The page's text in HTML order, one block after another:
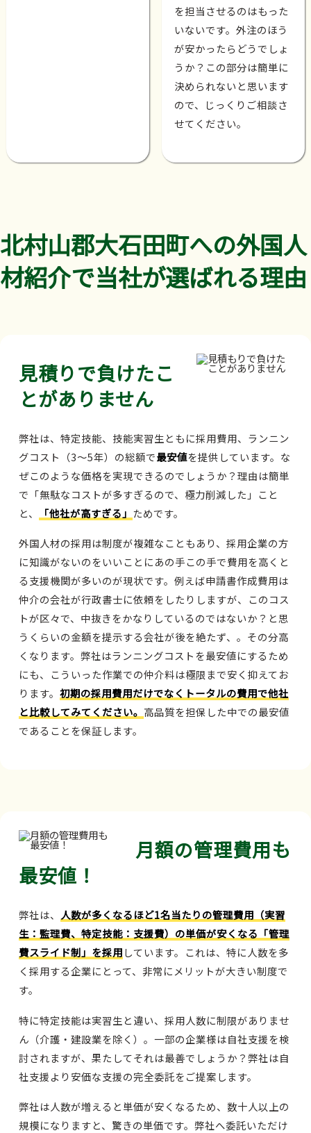
を担当させるのはもった
いないです。外注のほう
が安かったらどうでしょ
うか？この部分は簡単に
決められないと思います
ので、じっくりご相談さ
せてください。
北村山郡大石田町への外国人
材紹介で当社が選ばれる理由
見積りで負けたこ
とがありません
弊社は、特定技能、技能実習生ともに採用費用、ランニン
グコスト（3～5年）の総額で最安値を提供しています。な
ぜこのような価格を実現できるのでしょうか？理由は簡単
で「無駄なコストが多すぎるので、極力削減した」こと
と、
「他社が高すぎる」 ためです。
外国人材の採用は制度が複雑なこともあり、採用企業の方
に知識がないのをいいことにあの手この手で費用を高くと
る支援機関が多いのが現状です。例えば申請書作成費用は
仲介の会社が行政書士に依頼をしたりしますが、このコス
トが区々で、中抜きをかなりしているのではないか？と思
うくらいの金額を提示する会社が後を絶たず、。その分高
くなります。弊社はランニングコストを最安値にするため
にも、こういった作業での仲介料は極限まで安く抑えてお
ります。 初期の採用費用だけでなくトータルの費用で他社
と比較してみてください。 高品質を担保した中での最安値
であることを保証します。
月額の管理費用も
最安値！
弊社は、 人数が多くなるほど1名当たりの管理費用（実習
生：監理費、特定技能：支援費）の単価が安くなる「管理
費スライド制」を採用しています。これは、特に人数を多
く採用する企業にとって、非常にメリットが大きい制度で
す。
特に特定技能は実習生と違い、採用人数に制限がありませ
ん（介護・建設業を除く）。一部の企業様は自社支援を検
討されますが、果たしてそれは最善でしょうか？弊社は自
社支援より安価な支援の完全委託をご提案します。
弊社は人数が増えると単価が安くなるため、数十人以上の
規模になりますと、驚きの単価です。弊社へ委託いただけ